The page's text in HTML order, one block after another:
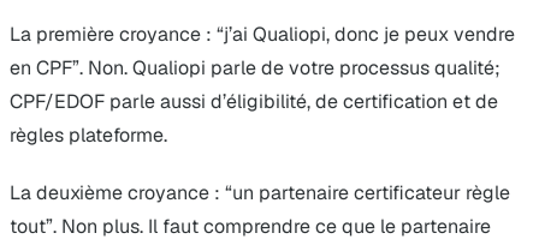
La première croyance : “j’ai Qualiopi, donc je peux vendre
en CPF”. Non. Qualiopi parle de votre processus qualité;
CPF/EDOF parle aussi d’éligibilité, de certification et de
règles plateforme.
La deuxième croyance : “un partenaire certificateur règle
tout”. Non plus. Il faut comprendre ce que le partenaire